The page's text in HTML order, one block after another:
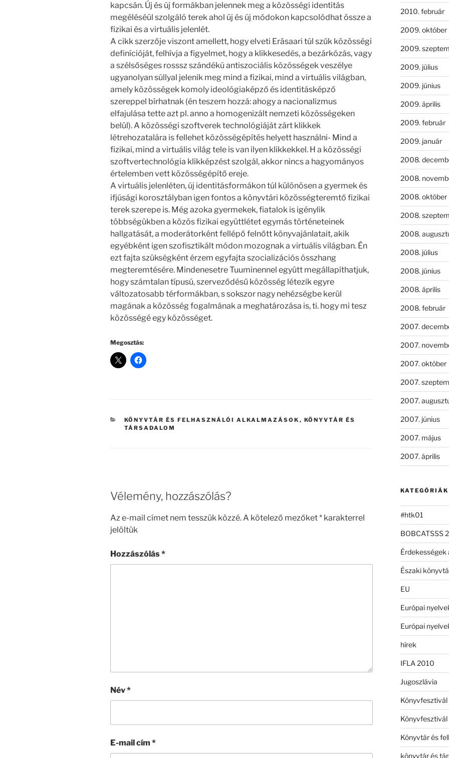
kapcsán. Új és új formákban jelennek meg a közösségi identitás
megéléséül szolgáló terek ahol új és új módokon kapcsolódhat össze a
fizikai és a virtuális jelenlét.
A cikk szerzője viszont amellett, hogy elveti Eräsaari túl szűk közösségi
definícióját, felhívja a figyelmet, hogy a klikkesedés, a bezárkózás, vagy
a szélsőséges rosssz szándékú antiszociális közösségek veszélye
ugyanolyan súllyal jelenik meg mind a fizikai, mind a virtuális világban,
amely közösségek komoly ideológiaképző és identitásképző
szereppel bírhatnak (én teszem hozzá: ahogy a nacionalizmus
elfajulása tette azt pl. anno a homogenizált nemzeti közösségeken
belül). A közösségi szoftverek technológiáját zárt klikkek
létrehozatalára is fellehet közösségépítés helyett használni- Mind a
fizikai, mind a virtuális világ tele is van ilyen klikkekkel. H a közösségi
szoftvertechnológia klikképzést szolgál, akkor nincs a hagyományos
értelemben vett közösségépítő ereje.
A virtuális jelenléten, új identitásformákon túl különösen a gyermek és
ifjúsági korosztályban igen fontos a könyvtári közösségteremtő fizikai
terek szerepe is. Még azoka gyermekek, fiatalok is igénylik
többségükben a közös fizikai együttlétet egymás történeteinek
hallgatását, a moderátorként fellépő felnőtt könyvajánlatait, akik
egyébként igen szofisztikált módon mozognak a virtuális világban. Én
ezt fajta szükségként érzem egyfajta szocializációs összhang
megteremtésére. Mindenesetre Tuuminennel együtt megállapíthatjuk,
hogy számtalan típusú, szerveződésű közösség létezik egyre
változatosabb térformákban, s sokszor nagy nehézségbe kerül
magának a közösség fogalmának a meghatározása is, ti. hogy mi tesz
közösségé egy közösséget.
Megosztás:
KATEGÓRIÁK
KÖNYVTÁR ÉS FELHASZNÁLÓI ALKALMAZÁSOK , KÖNYVTÁR ÉS
TÁRSADALOM
Vélemény, hozzászólás?
Az e-mail címet nem tesszük közzé. A kötelező mezőket* karakterrel
jelöltük
Hozzászólás*
Név*
E-mail cím *
2010. február
2009. október
2009.
2009. július
2009. június
2009. április
2009. február
2009. január
2008.
2008.
2008. október
2008.
2008.
2008. július
2008. június
2008. április
2008. február
2007.
2007.
2007. október
2007.
2007.
2007. június
2007. május
2007. április
KATEGÓRIÁK
#htk01
BOBCATSSS
Érdekességek
Északi
EU
Európai
Európai
hírek
IFLA 2010
Jugoszlávia
Könyvtár és
könyvtár és